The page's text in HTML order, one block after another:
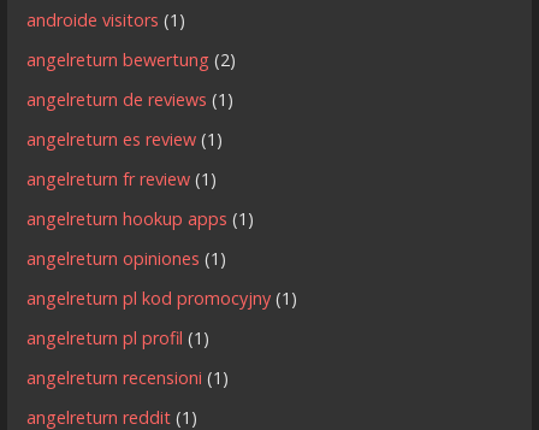
androide visitors (1)
angelreturn bewertung (2)
angelreturn de reviews (1)
angelreturn es review (1)
angelreturn fr review (1)
angelreturn hookup apps (1)
angelreturn opiniones (1)
angelreturn pl kod promocyjny (1)
angelreturn pl profil (1)
angelreturn recensioni (1)
angelreturn reddit (1)